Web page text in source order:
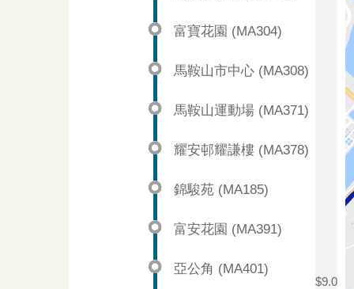
$9.0
富寶花園 (MA304)
馬鞍山市中心 (MA308)
馬鞍山運動場 (MA371)
耀安邨耀謙樓 (MA378)
錦駿苑 (MA185)
富安花園 (MA391)
亞公角 (MA401)